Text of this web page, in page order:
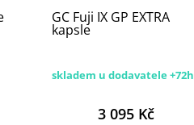
GC Fuji IX GP EXTRA
kapsle
skladem u dodavatele +72h
3 095 Kč